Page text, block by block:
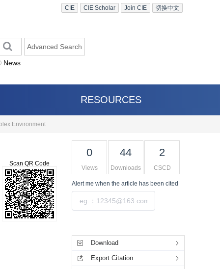
切换中文
Join CIE
CIE Scholar
CIE
News
Advanced Search
RESOURCES
Environment
Scan QR Code
0
Views
44
Downloads
2
CSCD
Alert me when the article has been cited
Download
Export Citation